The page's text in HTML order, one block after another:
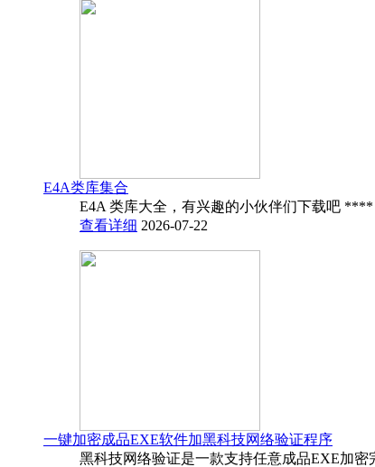
E4A类库集合
E4A 类库大全，有兴趣的小伙伴们下载吧
查看详细 2026-07-22
一键加密成品EXE软件加黑科技网络验证程序
黑科技网络验证是一款支持任意成品EXE加